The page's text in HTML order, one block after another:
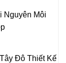
Nguyên Môi
Đô Thiết Kế